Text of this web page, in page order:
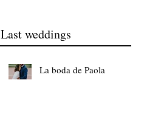
Last weddings
La boda de Paola